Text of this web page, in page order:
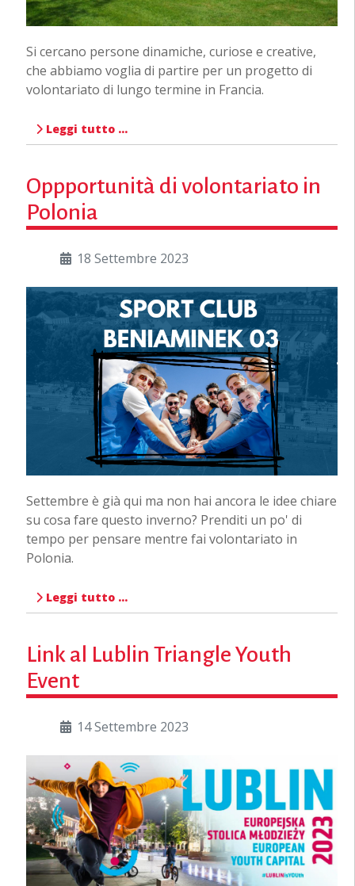
Si cercano persone dinamiche, curiose e creative,
che abbiamo voglia di partire per un progetto di
volontariato di lungo termine in Francia.
Leggi tutto …
Oppportunità di volontariato in
Polonia
18 Settembre 2023
Settembre è già qui ma non hai ancora le idee chiare
su cosa fare questo inverno? Prenditi un po' di
tempo per pensare mentre fai volontariato in
Polonia.
Leggi tutto …
Link al Lublin Triangle Youth
Event
14 Settembre 2023